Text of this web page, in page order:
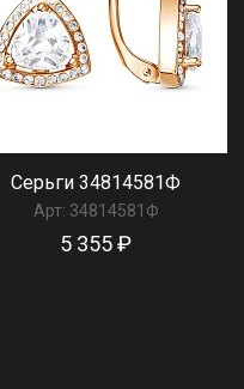
Серьги 34814581Ф
Арт: 34814581Ф
5 355 ₽